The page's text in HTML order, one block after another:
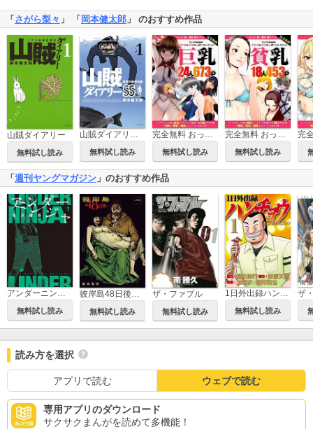
「さがら梨々 」 「岡本健太郎 」 のおすすめ作品
山賊ダイアリー
無料試し読み
山賊ダイアリーSS
無料試し読み
完全無料 おっぱい試し読みパック 巨乳
無料試し読み
完全無料 おっぱい試し読みパック 貧乳
無料試し読み
「週刊ヤングマガジン 」のおすすめ作品
アンダーニンジャ
無料試し読み
彼岸島48日後…
無料試し読み
ザ・ファブル
無料試し読み
1日外出録ハンチョウ
無料試し読み
読み方を選択
アプリで読む ウェブで読む
専用アプリのダウンロード
サクサクまんがを読めて多機能！